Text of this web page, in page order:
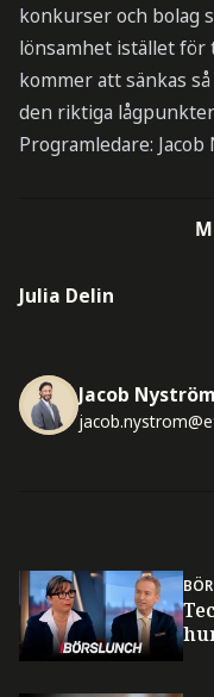
konkurser och bolag
lönsamhet istället för
kommer att sänkas
den riktiga
Programledare: Jacob
Julia Delin
Jacob Nyström